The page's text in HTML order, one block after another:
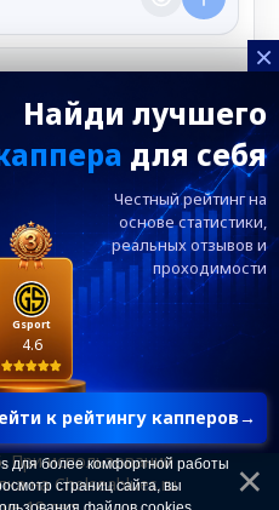
×
Найди лучшего
для себя
Честный рейтинг на
основе статистики,
реальныхотзывов и
проходимости
к рейтингу капперов→
Gsport
4.6
ФК Челси
Информация
новостей от
При использовании
на Chelseablues.ru
для более комфортной работы
страниц сайта, вы